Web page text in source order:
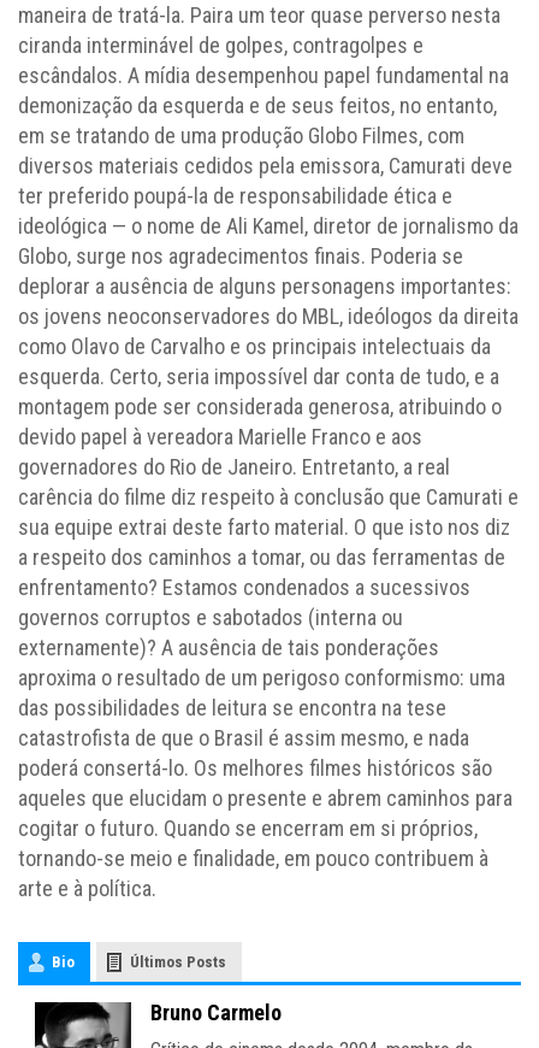
maneira de tratá-la. Paira um teor quase perverso nesta
ciranda interminável de golpes, contragolpes e
escândalos. A mídia desempenhou papel fundamental na
demonização da esquerda e de seus feitos, no entanto,
em se tratando de uma produção Globo Filmes, com
diversos materiais cedidos pela emissora, Camurati deve
ter preferido poupá-la de responsabilidade ética e
ideológica — o nome de Ali Kamel, diretor de jornalismo da
Globo, surge nos agradecimentos finais. Poderia se
deplorar a ausência de alguns personagens importantes:
os jovens neoconservadores do MBL, ideólogos da direita
como Olavo de Carvalho e os principais intelectuais da
esquerda. Certo, seria impossível dar conta de tudo, e a
montagem pode ser considerada generosa, atribuindo o
devido papel à vereadora Marielle Franco e aos
governadores do Rio de Janeiro. Entretanto, a real
carência do filme diz respeito à conclusão que Camurati e
sua equipe extrai deste farto material. O que isto nos diz
a respeito dos caminhos a tomar, ou das ferramentas de
enfrentamento? Estamos condenados a sucessivos
governos corruptos e sabotados (interna ou
externamente)? A ausência de tais ponderações
aproxima o resultado de um perigoso conformismo: uma
das possibilidades de leitura se encontra na tese
catastrofista de que o Brasil é assim mesmo, e nada
poderá consertá-lo. Os melhores filmes históricos são
aqueles que elucidam o presente e abrem caminhos para
cogitar o futuro. Quando se encerram em si próprios,
tornando-se meio e finalidade, em pouco contribuem à
arte e à política.
Bio Últimos Posts
Bruno Carmelo